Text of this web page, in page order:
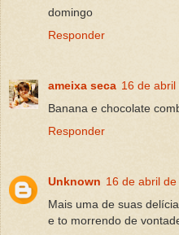
domingo
Responder
ameixa seca 16 de
Banana e chocolate
Responder
Unknown 16 de abril
Mais uma de suas
e to morrendo de